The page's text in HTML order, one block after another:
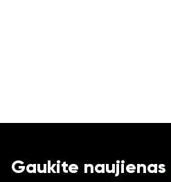
Gaukite naujienas